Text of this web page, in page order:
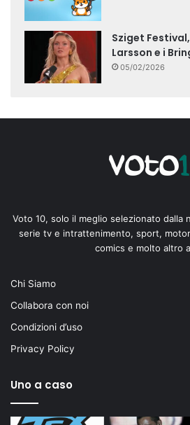
Sziget
Larsson e i
05/02/2026
Voto 10, solo il meglio selezionato dalla
serie tv e intrattenimento, sport,
comics e molto altro
Chi Siamo
Collabora con noi
Condizioni d’uso
Privacy Policy
Uno a caso